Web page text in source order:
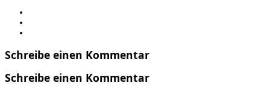
Schreibe einen Kommentar
Schreibe einen Kommentar